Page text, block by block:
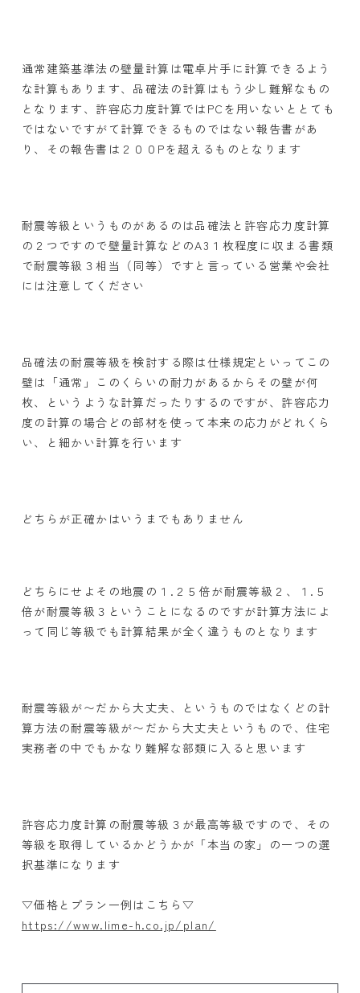
通常建築基準法の壁量計算は電卓片手に計算できるよう
な計算もあります、品確法の計算はもう少し難解なもの
となります、許容応力度計算ではPCを用いないととても
ではないですがて計算できるものではない報告書があ
り、その報告書は２００Pを超えるものとなります
耐震等級というものがあるのは品確法と許容応力度計算
の２つですので壁量計算などのA3１枚程度に収まる書類
で耐震等級３相当（同等）ですと言っている営業や会社
には注意してください
品確法の耐震等級を検討する際は仕様規定といってこの
壁は「通常」このくらいの耐力があるからその壁が何
枚、というような計算だったりするのですが、許容応力
度の計算の場合どの部材を使って本来の応力がどれくら
い、と細かい計算を行います
どちらが正確かはいうまでもありません
どちらにせよその地震の１.２５倍が耐震等級２、１.５
倍が耐震等級３ということになるのですが計算方法によ
って同じ等級でも計算結果が全く違うものとなります
耐震等級が〜だから大丈夫、というものではなくどの計
算方法の耐震等級が〜だから大丈夫というもので、住宅
実務者の中でもかなり難解な部類に入ると思います
許容応力度計算の耐震等級３が最高等級ですので、その
等級を取得しているかどうかが「本当の家」の一つの選
択基準になります
▽価格とプラン一例はこちら▽
https://www.lime-h.co.jp/plan/